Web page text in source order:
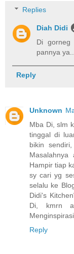
Replies
Diah Didi
Di
pannya
Reply
Unknown
Mba Di, slm
tinggal di
bikin
Hampir tiap
sy cari yg
selalu ke
Didi's
Di, kmrn
Menginspirasi.
Reply